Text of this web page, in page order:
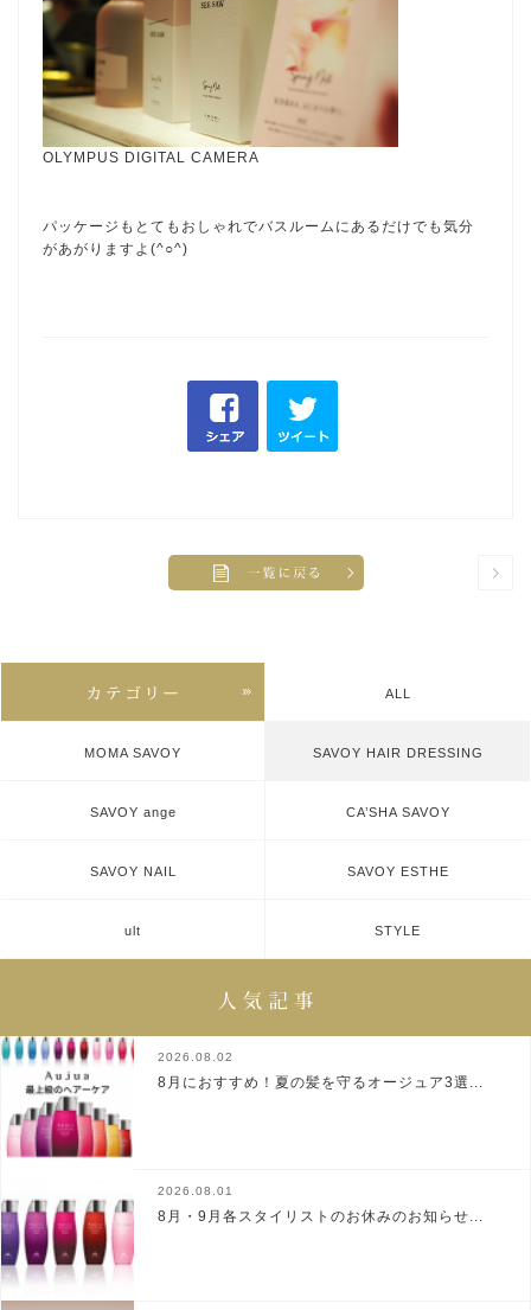
OLYMPUS DIGITAL CAMERA
パッケージもとてもおしゃれでバスルームにあるだけでも気分
があがりますよ(^○^)
ALL
MOMA SAVOY SAVOY HAIR DRESSING
SAVOY ange CA’SHA SAVOY
SAVOY NAIL SAVOY ESTHE
ult STYLE
2026.08.02
8月におすすめ！夏の髪を守るオージュア3選...
2026.08.01
8月・9月各スタイリストのお休みのお知らせ...